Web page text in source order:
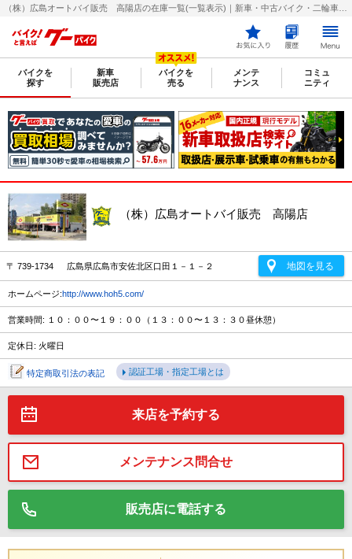
バイクを
探す
新車
販売店
バイクを
売る
メンテ
ナンス
コミュ
ニティ
（株）広島オートバイ販売 高陽店
〒 739-1734 広島県広島市安佐北区口田１－１－２ 地図を見る
ホームページ:http://www.hoh5.com/
営業時間: １０：００〜１９：００（１３：００〜１３：３０昼休憩）
定休日: 火曜日
特定商取引法の表記 認証工場・指定工場とは
来店を予約する
メンテナンス問合せ
販売店に電話する